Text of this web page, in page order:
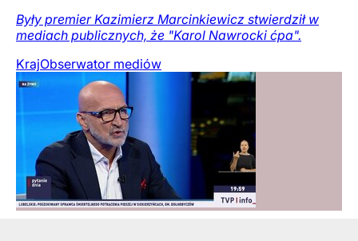
Były premier Kazimierz Marcinkiewicz stwierdził w
mediach publicznych, że "Karol Nawrocki ćpa".
KrajObserwator mediów